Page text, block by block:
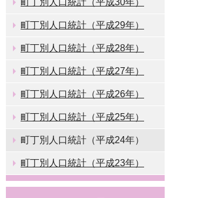
町丁別人口統計（平成30年）
町丁別人口統計（平成29年）
町丁別人口統計（平成28年）
町丁別人口統計（平成27年）
町丁別人口統計（平成26年）
町丁別人口統計（平成25年）
町丁別人口統計（平成24年）
町丁別人口統計（平成23年）